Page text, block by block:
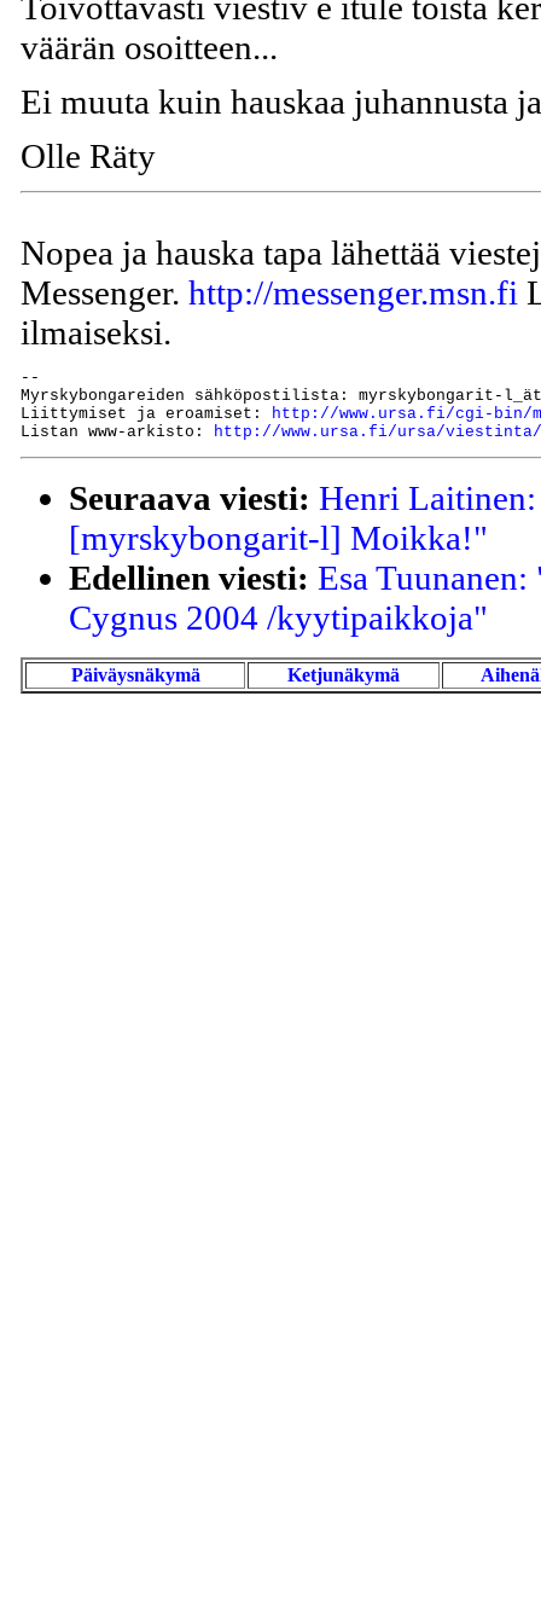
väärän osoitteen...
Ei muuta kuin hauskaa juhannusta
Olle Räty
Nopea ja hauska tapa lähettää
Messenger. http://messenger.msn.fi
ilmaiseksi.
--
Myrskybongareiden sähköpostilista: myrskybongarit-
Liittymiset ja eroamiset:
http://www.ursa.fi/cgi-bin/
Listan www-arkisto:
http://www.ursa.fi/ursa/viestinta/
Seuraava viesti: Henri
[myrskybongarit-l] Moikka!"
Edellinen viesti: Esa
Cygnus 2004 /kyytipaikkoja"
Päiväysnäkymä Ketjunäkymä